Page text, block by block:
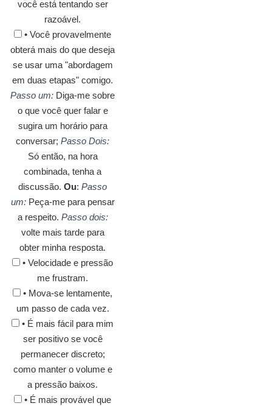
você está tentando ser
razoável.
• Você provavelmente
obterá mais do que deseja
se usar uma "abordagem
em duas etapas" comigo.
Passo um: Diga-me sobre
o que você quer falar e
sugira um horário para
conversar;Passo Dois:
Só então, na hora
combinada, tenha a
discussão.Ou:Passo
um:Peça-me para pensar
a respeito. Passo dois:
volte mais tarde para
obter minha resposta.
• Velocidade e pressão
me frustram.
• Mova-se lentamente,
um passo de cada vez.
• É mais fácil para mim
ser positivo se você
permanecer discreto;
como manter o volume e
a pressão baixos.
• É mais provável que